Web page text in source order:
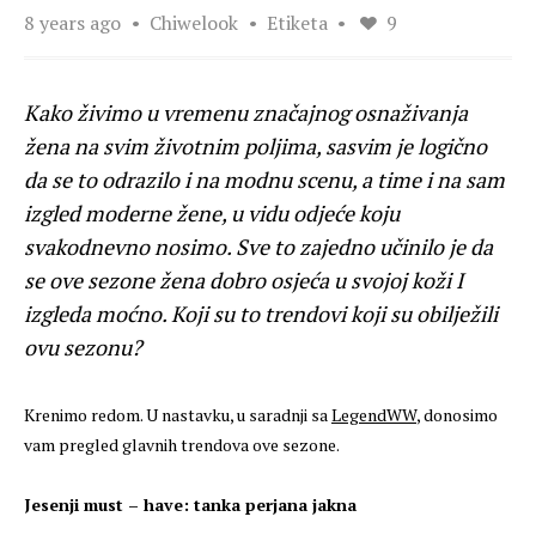
8 years ago Chiwelook Etiketa 9
Kako živimo u vremenu značajnog osnaživanja
žena na svim životnim poljima, sasvim je logično
da se to odrazilo i na modnu scenu, a time i na sam
izgled moderne žene, u vidu odjeće koju
svakodnevno nosimo. Sve to zajedno učinilo je da
se ove sezone žena dobro osjeća u svojoj koži I
izgleda moćno. Koji su to trendovi koji su obilježili
ovu sezonu?
Krenimo redom. U nastavku, u saradnji saLegendWW, donosimo
vam pregled glavnih trendova ove sezone.
Jesenji must – have: tanka perjana jakna